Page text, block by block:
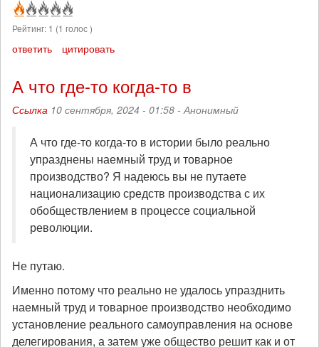
Рейтинг: 1 (1 голос )
ответить цитировать
А что где-то когда-то в
Ссылка 10 сентября, 2024 - 01:58 -Анонимный
А что где-то когда-то в истории было реально
упразднены наемный труд и товарное
производство? Я надеюсь вы не путаете
национализацию средств производства с их
обобществлением в процессе социальной
революции.
Не путаю.
Именно потому что реально не удалось упразднить
наемный труд и товарное производство необходимо
установление реального самоуправления на основе
делегирования, а затем уже общество решит как и от